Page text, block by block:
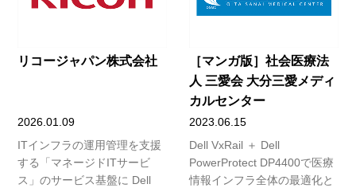
リコージャパン株式会社
2026.01.09
ITインフラの運用管理を支援
する「マネージドITサービ
ス」のサービス基盤に Dell
［マンガ版］社会医療法
人 三愛会 大分三愛メディ
カルセンター
2023.06.15
Dell VxRail ＋ Dell
PowerProtect DP4400で医療
情報インフラ全体の最適化と